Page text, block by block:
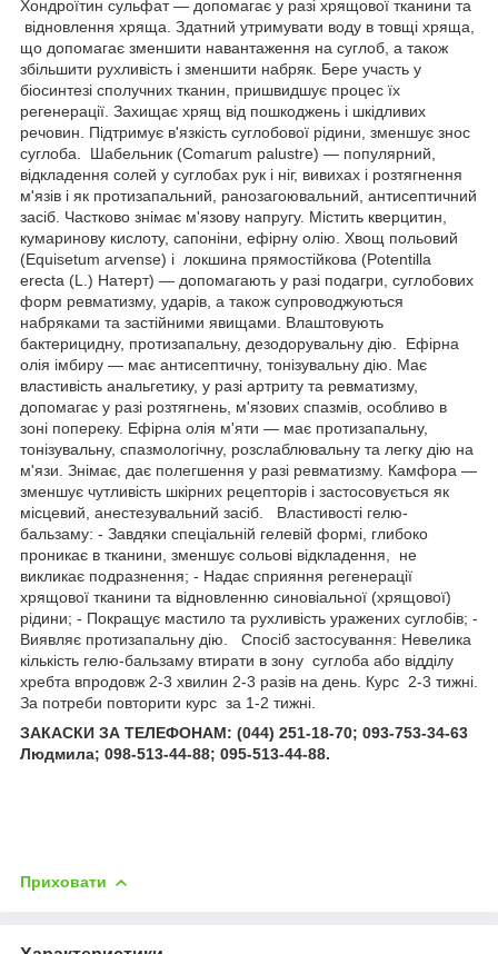
Хондроїтин сульфат — допомагає у разі хрящової тканини та
відновлення хряща. Здатний утримувати воду в товщі хряща,
що допомагає зменшити навантаження на суглоб, а також
збільшити рухливість і зменшити набряк. Бере участь у
біосинтезі сполучних тканин, пришвидшує процес їх
регенерації. Захищає хрящ від пошкоджень і шкідливих
речовин. Підтримує в'язкість суглобової рідини, зменшує знос
суглоба. Шабельник (Comarum palustre) — популярний,
відкладення солей у суглобах рук і ніг, вивихах і розтягнення
м'язів і як протизапальний, ранозагоювальний, антисептичний
засіб. Частково знімає м'язову напругу. Містить кверцитин,
кумаринову кислоту, сапоніни, ефірну олію. Хвощ польовий
(Equisetum arvense) і локшина прямостійкова (Potentilla
erecta (L.) Натерт) — допомагають у разі подагри, суглобових
форм ревматизму, ударів, а також супроводжуються
набряками та застійними явищами. Влаштовують
бактерицидну, протизапальну, дезодорувальну дію. Ефірна
олія імбиру — має антисептичну, тонізувальну дію. Має
властивість анальгетику, у разі артриту та ревматизму,
допомагає у разі розтягнень, м'язових спазмів, особливо в
зоні попереку. Ефірна олія м'яти — має протизапальну,
тонізувальну, спазмологічну, розслаблювальну та легку дію на
м'язи. Знімає, дає полегшення у разі ревматизму. Камфора —
зменшує чутливість шкірних рецепторів і застосовується як
місцевий, анестезувальний засіб. Властивості гелю-
бальзаму: - Завдяки спеціальній гелевій формі, глибоко
проникає в тканини, зменшує сольові відкладення, не
викликає подразнення; - Надає сприяння регенерації
хрящової тканини та відновленню синовіальної (хрящової)
рідини; - Покращує мастило та рухливість уражених суглобів; -
Виявляє протизапальну дію. Спосіб застосування: Невелика
кількість гелю-бальзаму втирати в зону суглоба або відділу
хребта впродовж 2-3 хвилин 2-3 разів на день. Курс 2-3 тижні.
За потреби повторити курс за 1-2 тижні.
ЗАКАСКИ ЗА ТЕЛЕФОНАМ: (044) 251-18-70; 093-753-34-63
Людмила; 098-513-44-88; 095-513-44-88.
Приховати